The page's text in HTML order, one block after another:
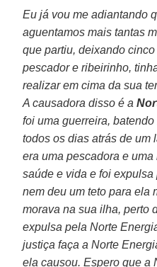
Eu já vou me adiantando
aguentamos mais tantas
que partiu, deixando
pescador e ribeirinho,
realizar em cima da sua
A causadora disso é a
foi uma guerreira,
todos os dias atrás de um
era uma pescadora e
saúde e vida e foi
nem deu um teto para ela
morava na sua ilha, perto
expulsa pela Norte
justiça faça a Norte
ela causou. Espero que a